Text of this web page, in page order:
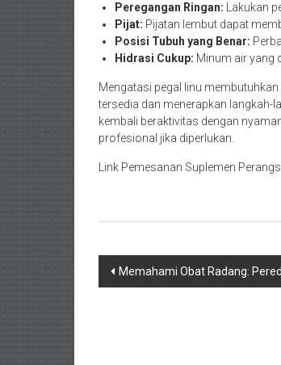
Peregangan Ringan: Lakukan
Pijat: Pijatan lembut dapat
Posisi Tubuh yang Benar:
Hidrasi Cukup: Minum air yang
Mengatasi pegal linu
tersedia dan menerapkan langkah-
kembali beraktivitas dengan
profesional jika diperlukan.
Link Pemesanan Suplemen
Navigasi
Memahami Obat Radang: